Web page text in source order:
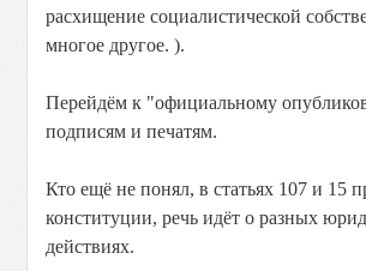
расхищение социалистической
многое другое. ).
Перейдём к "официальному
подписям и печатям.
Кто ещё не понял, в статьях 107 и 15
конституции, речь идёт о разных
действиях.